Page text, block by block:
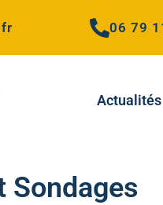
06 79
Actualités
Sondages